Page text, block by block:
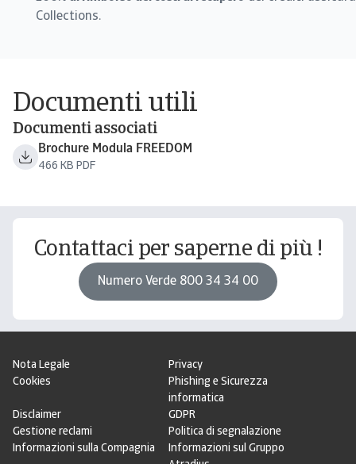
Collections.
Documenti utili
Documenti associati
Brochure Modula FREEDOM
466 KB PDF
Contattaci per saperne di più !
Numero Verde 800 34 34 00
Nota Legale
Privacy
Cookies
Phishing e Sicurezza
informatica
Disclaimer
GDPR
Gestione reclami
Politica di segnalazione
Informazioni sulla Compagnia
Informazioni sul Gruppo